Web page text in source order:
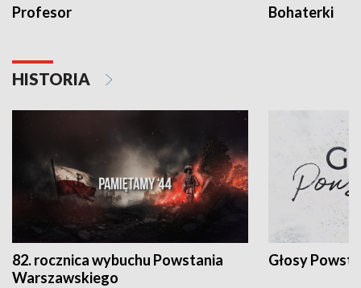
Profesor Bohaterki
HISTORIA
82. rocznica wybuchu Powstania
Warszawskiego
Głosy